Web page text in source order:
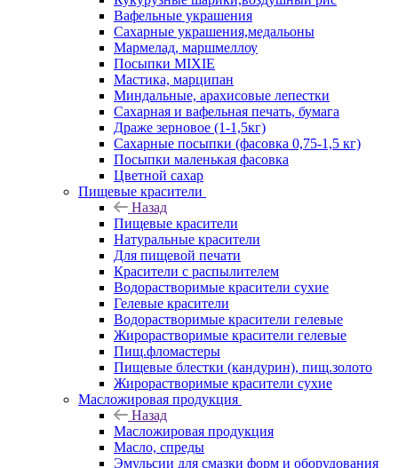
Вафельные украшения
Сахарные украшения,медальоны
Мармелад, маршмеллоу
Посыпки MIXIE
Мастика, марципан
Миндальные, арахисовые лепестки
Сахарная и вафельная печать, бумага
Драже зерновое (1-1,5кг)
Сахарные посыпки (фасовка 0,75-1,5 кг)
Посыпки маленькая фасовка
Цветной сахар
Пищевые красители
Назад
Пищевые красители
Натуральные красители
Для пищевой печати
Красители с распылителем
Водорастворимые красители сухие
Гелевые красители
Водорастворимые красители гелевые
Жирорастворимые красители гелевые
Пищ.фломастеры
Пищевые блестки (кандурин), пищ.золото
Жирорастворимые красители сухие
Масложировая продукция
Назад
Масложировая продукция
Масло, спреды
Эмульсии для смазки форм и оборудования